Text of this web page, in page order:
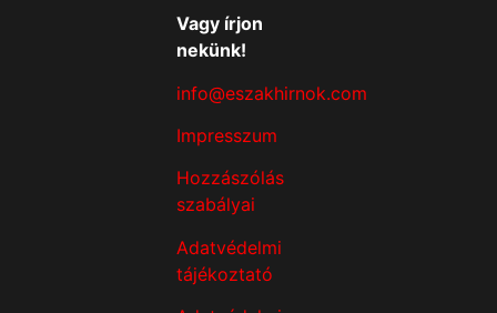
Vagy írjon
nekünk!
info@eszakhirnok.com
Impresszum
Hozzászólás
szabályai
Adatvédelmi
tájékoztató